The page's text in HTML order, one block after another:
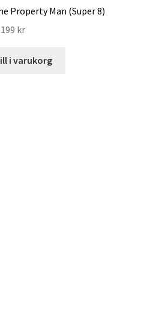
Property Man (Super 8)
199 kr
i varukorg